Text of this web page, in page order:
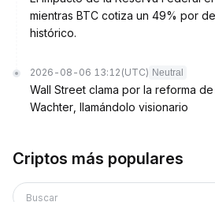
mientras BTC cotiza un 49% por
histórico.
2026-08-06 13:12 (UTC) Neutral
Wall Street clama por la reforma
Wachter, llamándolo visionario
Criptos más populares
Buscar